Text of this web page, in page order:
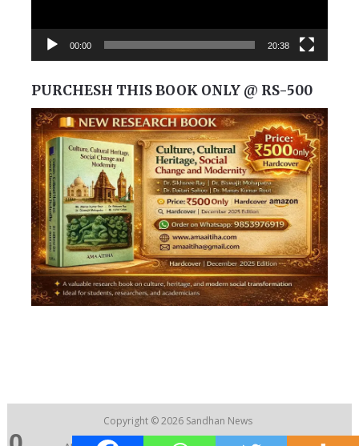
00:00 20:38
PURCHESH THIS BOOK ONLY @ RS-500
Copyright © 2026 Sandhan News